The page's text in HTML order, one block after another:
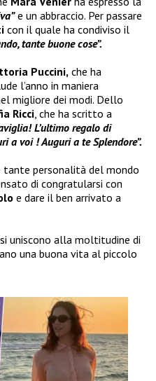
e un abbraccio. Per passare
con il quale ha condiviso il
tante buone cose”.
Puccini, che ha
l’anno in maniera
migliore dei modi. Dello
Ricci , che ha scritto a
L’ultimo regalo di
a voi ! Auguri a te Splendore”.
personalità del mondo
di congratularsi con
e dare il ben arrivato a
uniscono alla moltitudine di
una buona vita al piccolo